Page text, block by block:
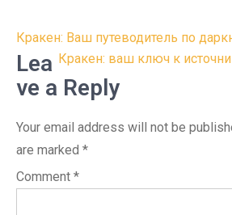
Post
navigation
Кракен: Ваш путеводитель по
Кракен: ваш ключ к
Lea
ve a Reply
Your email address will not be
are marked *
Comment *